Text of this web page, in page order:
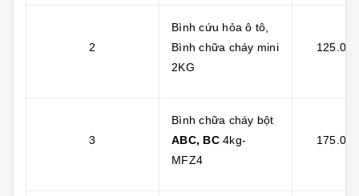
2
Bình cứu hỏa ô tô,
Bình chữa cháy mini
2KG
3
Bình chữa cháy bột
ABC, BC4kg-
MFZ4